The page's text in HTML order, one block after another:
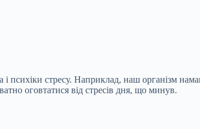
стресу. Наприклад, наш організм
оговтатися від стресів дня, що минув.